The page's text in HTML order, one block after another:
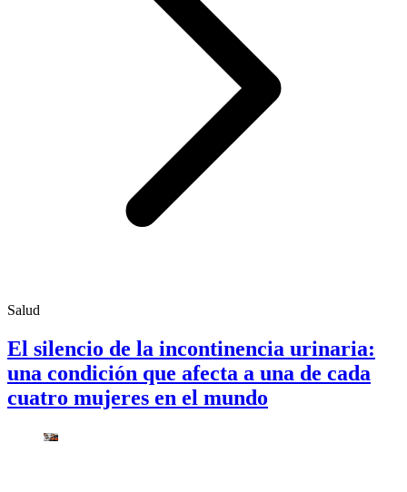
Salud
El silencio de la incontinencia urinaria:
una condición que afecta a una de cada
cuatro mujeres en el mundo